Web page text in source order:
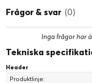
Du vet alltid när du
alltid en effektiv
Frågor & svar (0)
Inga frågor har
Tekniska
Header
Produktlinje: